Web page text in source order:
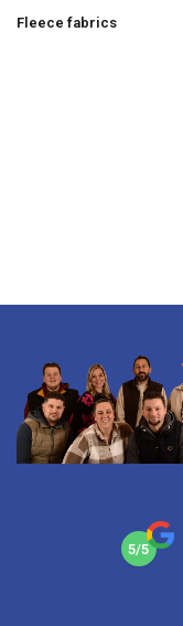
Fleece fabrics
5/5